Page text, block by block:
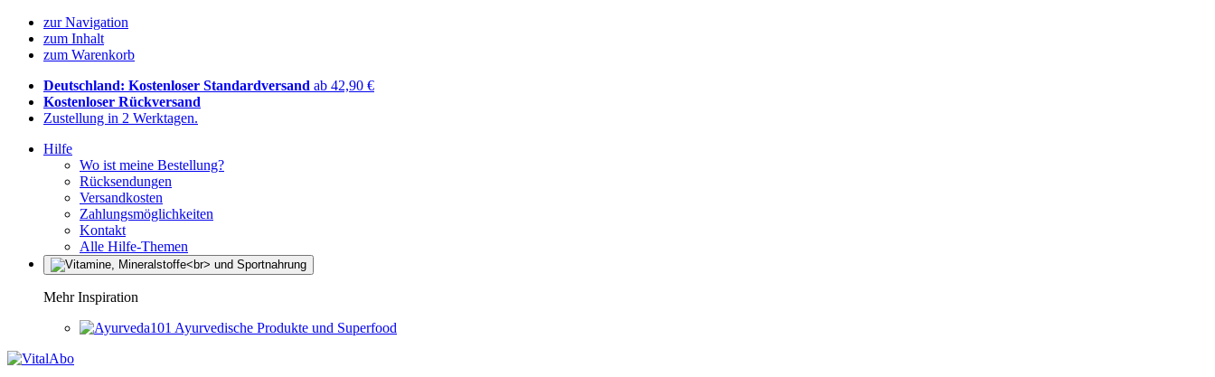
zur Navigation
zum Inhalt
zum Warenkorb
Deutschland: Kostenloser Standardversand ab 42,90 €
Kostenloser Rückversand
Zustellung in 2 Werktagen.
Hilfe
Wo ist meine Bestellung?
Rücksendungen
Versandkosten
Zahlungsmöglichkeiten
Kontakt
Alle Hilfe-Themen
Mehr Inspiration
Ayurvedische Produkte und Superfood